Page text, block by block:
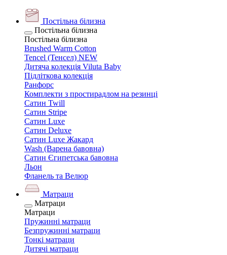
Постільна білизна
Постільна білизна
Постільна білизна
Brushed Warm Cotton
Tencel (Тенсел) NEW
Дитяча колекція Viluta Baby
Підліткова колекція
Ранфорс
Комплекти з простирадлом на резинці
Сатин Twill
Сатин Stripe
Сатин Luxe
Сатин Deluxe
Сатин Luxe Жакард
Wash (Варена бавовна)
Сатин Єгипетська бавовна
Льон
Фланель та Велюр
Матраци
Матраци
Матраци
Пружинні матраци
Безпружинні матраци
Тонкі матраци
Дитячі матраци